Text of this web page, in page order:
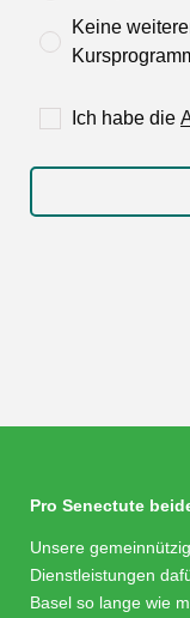
Keine
Ich habe die
Pro Senectute
Unsere
Dienstleistungen
Basel so lange wie